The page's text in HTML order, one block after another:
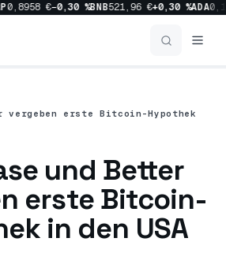
€ −0,30 % BNB521,96 € +0,30 % ADA
vergeben erste Bitcoin-Hypothek
und Better
erste Bitcoin-
in den USA